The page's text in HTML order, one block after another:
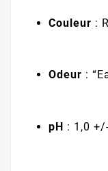
Couleur :
Odeur :
pH : 1,0